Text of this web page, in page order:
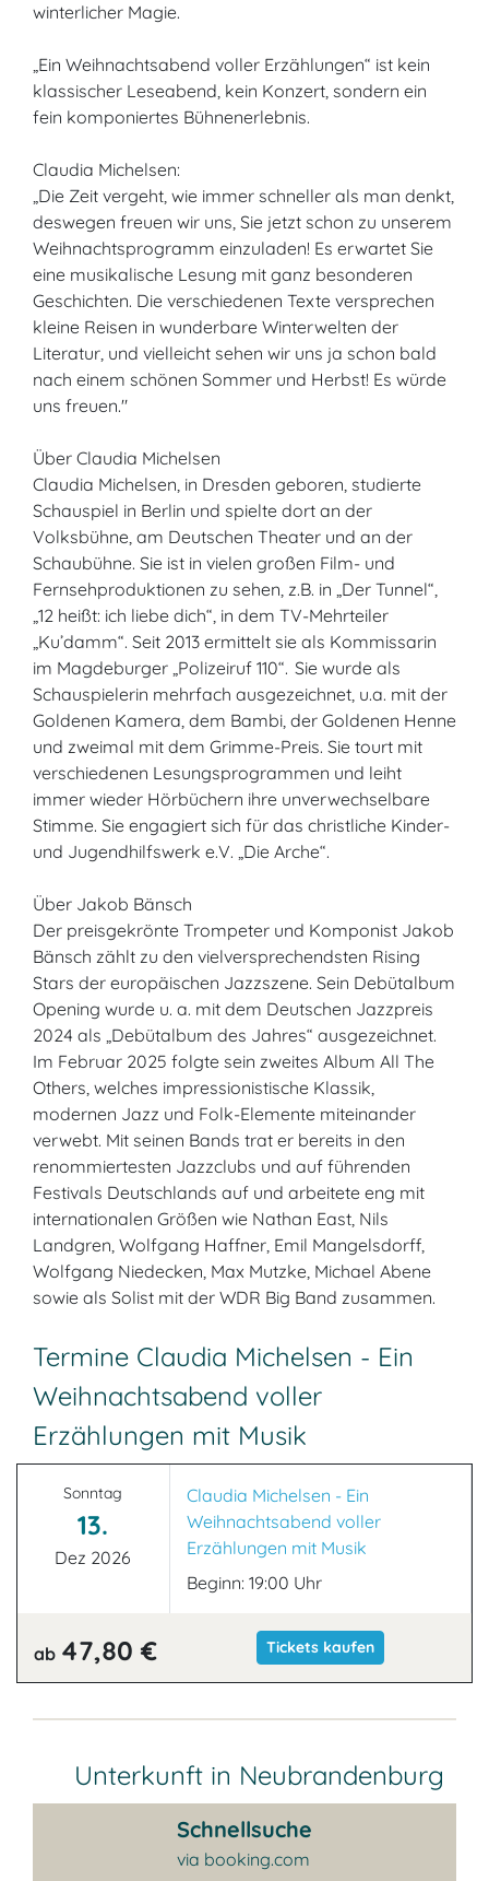
winterlicher Magie.
„Ein Weihnachtsabend voller Erzählungen“ ist kein
klassischer Leseabend, kein Konzert, sondern ein
fein komponiertes Bühnenerlebnis.
Claudia Michelsen:
„Die Zeit vergeht, wie immer schneller als man denkt,
deswegen freuen wir uns, Sie jetzt schon zu unserem
Weihnachtsprogramm einzuladen! Es erwartet Sie
eine musikalische Lesung mit ganz besonderen
Geschichten. Die verschiedenen Texte versprechen
kleine Reisen in wunderbare Winterwelten der
Literatur, und vielleicht sehen wir uns ja schon bald
nach einem schönen Sommer und Herbst! Es würde
uns freuen."
Über Claudia Michelsen
Claudia Michelsen, in Dresden geboren, studierte
Schauspiel in Berlin und spielte dort an der
Volksbühne, am Deutschen Theater und an der
Schaubühne. Sie ist in vielen großen Film- und
Fernsehproduktionen zu sehen, z.B. in „Der Tunnel“,
„12 heißt: ich liebe dich“, in dem TV-Mehrteiler
„Ku’damm“. Seit 2013 ermittelt sie als Kommissarin
im Magdeburger „Polizeiruf 110“. Sie wurde als
Schauspielerin mehrfach ausgezeichnet, u.a. mit der
Goldenen Kamera, dem Bambi, der Goldenen Henne
und zweimal mit dem Grimme-Preis. Sie tourt mit
verschiedenen Lesungsprogrammen und leiht
immer wieder Hörbüchern ihre unverwechselbare
Stimme. Sie engagiert sich für das christliche Kinder-
und Jugendhilfswerk e.V. „Die Arche“.
Über Jakob Bänsch
Der preisgekrönte Trompeter und Komponist Jakob
Bänsch zählt zu den vielversprechendsten Rising
Stars der europäischen Jazzszene. Sein Debütalbum
Opening wurde u. a. mit dem Deutschen Jazzpreis
2024 als „Debütalbum des Jahres“ ausgezeichnet.
Im Februar 2025 folgte sein zweites Album All The
Others, welches impressionistische Klassik,
modernen Jazz und Folk-Elemente miteinander
verwebt. Mit seinen Bands trat er bereits in den
renommiertesten Jazzclubs und auf führenden
Festivals Deutschlands auf und arbeitete eng mit
internationalen Größen wie Nathan East, Nils
Landgren, Wolfgang Haffner, Emil Mangelsdorff,
Wolfgang Niedecken, Max Mutzke, Michael Abene
sowie als Solist mit der WDR Big Band zusammen.
Termine Claudia Michelsen - Ein
Weihnachtsabend voller
Erzählungen mit Musik
Sonntag
13.
Dez 2026
Claudia Michelsen - Ein
Weihnachtsabend voller
Erzählungen mit Musik
Beginn: 19:00 Uhr
ab 47,80 € Tickets kaufen
Unterkunft in Neubrandenburg
Schnellsuche
via booking.com